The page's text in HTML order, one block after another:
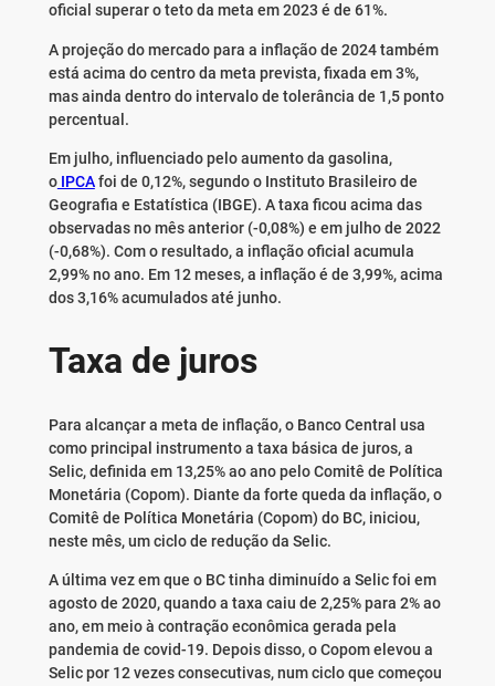
oficial superar o teto da meta em 2023 é de 61%.
A projeção do mercado para a inflação de 2024 também
está acima do centro da meta prevista, fixada em 3%,
mas ainda dentro do intervalo de tolerância de 1,5 ponto
percentual.
Em julho, influenciado pelo aumento da gasolina,
oIPCAfoi de 0,12%, segundo o Instituto Brasileiro de
Geografia e Estatística (IBGE). A taxa ficou acima das
observadas no mês anterior (-0,08%) e em julho de 2022
(-0,68%). Com o resultado, a inflação oficial acumula
2,99% no ano. Em 12 meses, a inflação é de 3,99%, acima
dos 3,16% acumulados até junho.
Taxa de juros
Para alcançar a meta de inflação, o Banco Central usa
como principal instrumento a taxa básica de juros, a
Selic, definida em 13,25% ao ano pelo Comitê de Política
Monetária (Copom). Diante da forte queda da inflação, o
Comitê de Política Monetária (Copom) do BC, iniciou,
neste mês, um ciclo de redução da Selic.
A última vez em que o BC tinha diminuído a Selic foi em
agosto de 2020, quando a taxa caiu de 2,25% para 2% ao
ano, em meio à contração econômica gerada pela
pandemia de covid-19. Depois disso, o Copom elevou a
Selic por 12 vezes consecutivas, num ciclo que começou